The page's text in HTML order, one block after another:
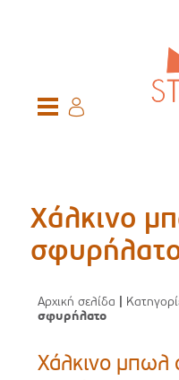
Χάλκινο
Αρχική σελίδα
σφυρήλατο
Χάλκινο μπωλ